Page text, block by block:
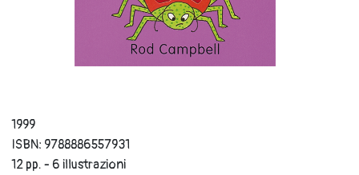
1999
ISBN: 9788886557931
12 pp. - 6 illustrazioni